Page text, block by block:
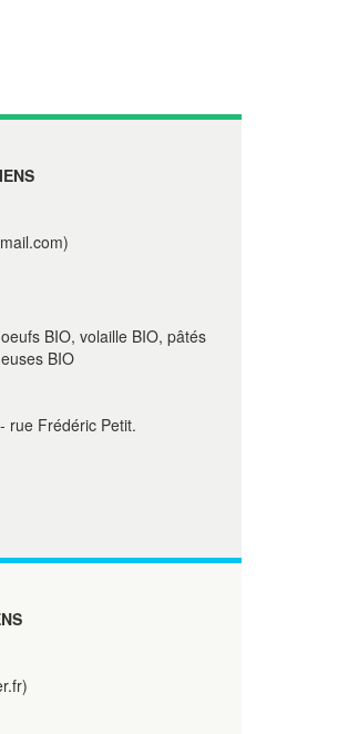
BIO, volaille BIO, pâtés
BIO
rue Frédéric Petit.